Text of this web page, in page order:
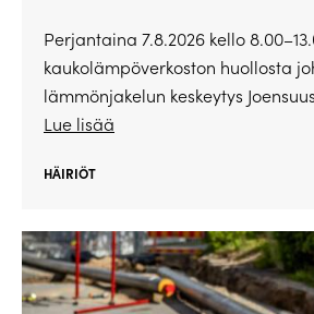
Perjantaina 7.8.2026 kello
kaukolämpöverkoston huollosta
lämmönjakelun keskeytys
Lue lisää
HÄIRIÖT